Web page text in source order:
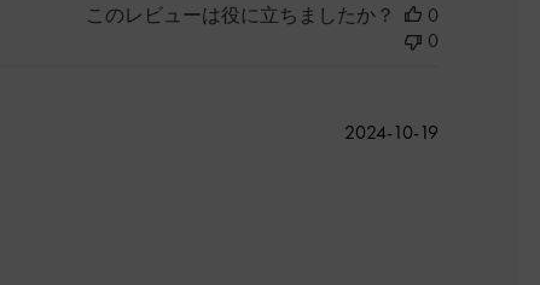
このレビューは役に立ちましたか？
0
0
公
2024-10-19